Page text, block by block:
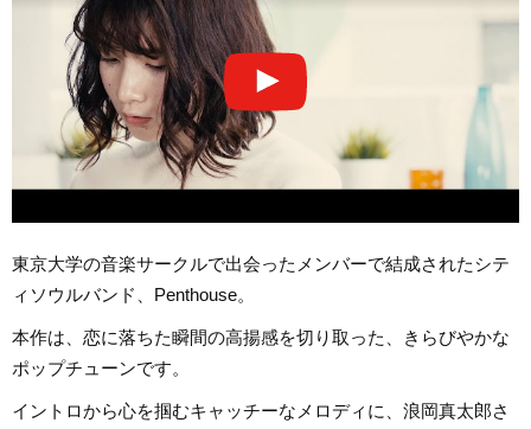
東京大学の音楽サークルで出会ったメンバーで結成されたシテ
ィソウルバンド、Penthouse。
本作は、恋に落ちた瞬間の高揚感を切り取った、きらびやかな
ポップチューンです。
イントロから心を掴むキャッチーなメロディに、浪岡真太郎さ